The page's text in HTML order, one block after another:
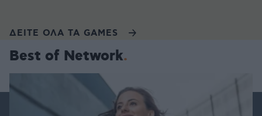
ΔΕΙΤΕ ΟΛΑ ΤΑ GAMES
Best of Network